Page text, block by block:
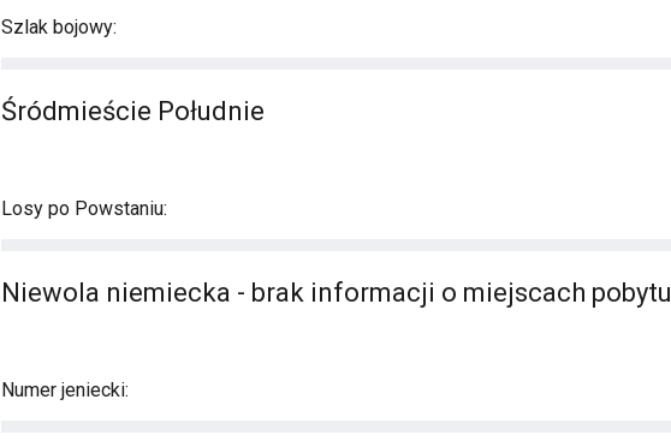
Szlak bojowy:
Śródmieście Południe
Losy po Powstaniu:
Niewola niemiecka - brak informacji o miejscach pobytu
Numer jeniecki: